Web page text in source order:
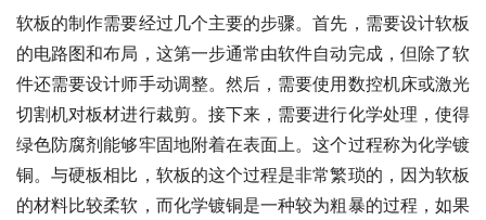
软板的制作需要经过几个主要的步骤。首先，需要设计软板
的电路图和布局，这第一步通常由软件自动完成，但除了软
件还需要设计师手动调整。然后，需要使用数控机床或激光
切割机对板材进行裁剪。接下来，需要进行化学处理，使得
绿色防腐剂能够牢固地附着在表面上。这个过程称为化学镀
铜。与硬板相比，软板的这个过程是非常繁琐的，因为软板
的材料比较柔软，而化学镀铜是一种较为粗暴的过程，如果